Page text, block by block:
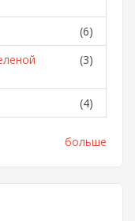
(6)
(3)
(4)
больше